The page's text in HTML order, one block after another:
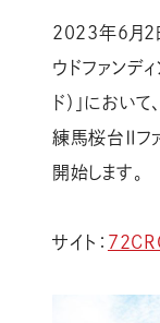
2023年6月2
ウドファンデ
ド）」におい
練馬桜台Ⅱファ
開始します。
サイト：